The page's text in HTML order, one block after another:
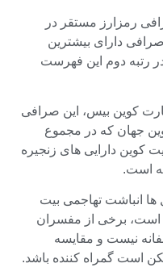
رمزارز مستقر در
صرافی دارای بیشترین
رتبه دوم این فهرست
تحت نظارت کوین بیس، این صرافی
جهان که در مجموع
بیت کوین با تنها 443000 بیت کوین دارایی های زنجیره
است.
ها انباشت تهاجمی بیت
برخی از مفسران
نیست و مقایسه